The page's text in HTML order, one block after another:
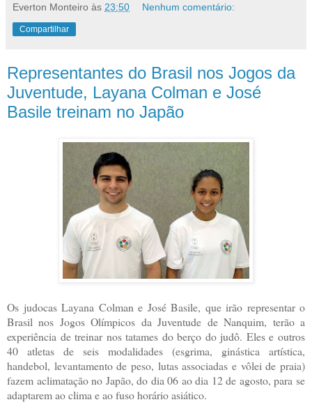
Everton Monteiro às 23:50 Nenhum comentário:
Compartilhar
Representantes do Brasil nos Jogos da
Juventude, Layana Colman e José
Basile treinam no Japão
Os judocas Layana Colman e José Basile, que irão representar o
Brasil nos Jogos Olímpicos da Juventude de Nanquim, terão a
experiência de treinar nos tatames do berço do judô. Eles e outros
40 atletas de seis modalidades (esgrima, ginástica artística,
handebol, levantamento de peso, lutas associadas e vôlei de praia)
fazem aclimatação no Japão, do dia 06 ao dia 12 de agosto, para se
adaptarem ao clima e ao fuso horário asiático.